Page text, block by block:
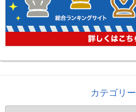
カテゴリー